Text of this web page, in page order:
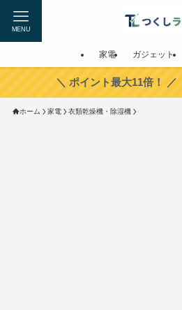
MENU
家電 ガジェット
＼ ポイント最大11倍！ ／
ホーム 家電 衣類乾燥機・除湿機